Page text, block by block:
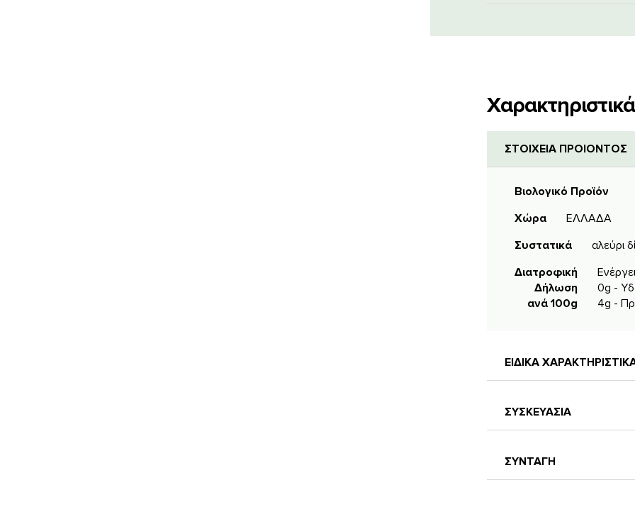
Χαρακτηριστικά
ΣΤΟΙΧΕΙΑ ΠΡΟΙΟΝΤΟΣ
Βιολογικό Προϊόν
Χώρα
ΕΛΛΑΔΑ
Συστατικά
αλεύρι
Διατροφική
Δήλωση
ανά 100g
0g -
4g -
ΣΥΝΤΑΓΗ
ΕΙΔΙΚΑ
ΣΥΣΚΕΥΑΣΙΑ